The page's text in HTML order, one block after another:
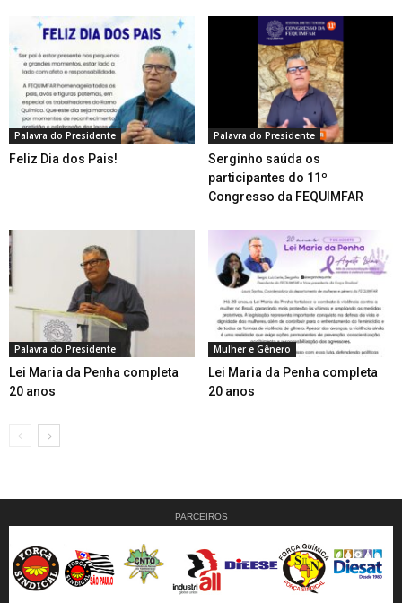
Palavra do Presidente
Feliz Dia dos Pais!
Palavra do Presidente
Serginho saúda os
participantes do 11º
Congresso da FEQUIMFAR
Palavra do Presidente
Lei Maria da Penha completa
20 anos
Mulher e Gênero
Lei Maria da Penha completa
20 anos
PARCEIROS